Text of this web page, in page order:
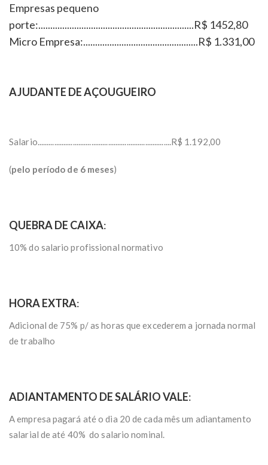
Empresas pequeno
porte:.................................................................R$ 1452,80
Micro Empresa:................................................R$ 1.331,00
AJUDANTE DE AÇOUGUEIRO
Salario........................................................................R$ 1.192,00
(pelo período de 6 meses)
QUEBRA DE CAIXA:
10% do salario profissional normativo
HORA EXTRA:
Adicional de 75% p/ as horas que excederem a jornada normal
de trabalho
ADIANTAMENTO DE SALÁRIO VALE:
A empresa pagará até o dia 20 de cada mês um adiantamento
salarial de até 40% do salario nominal.